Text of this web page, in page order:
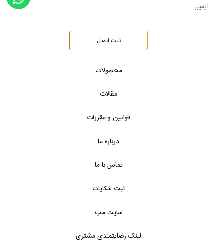
ثبت ایمیل
محصولات
مقالات
قوانین و مقررات
درباره ما
تماس با ما
ثبت شکایات
سایت مپ
لینک رضایتمندی مشتری